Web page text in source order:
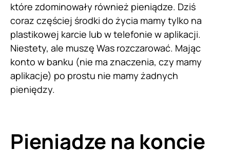
które zdominowały również pieniądze. Dziś
coraz częściej środki do życia mamy tylko na
plastikowej karcie lub w telefonie w aplikacji.
Niestety, ale muszę Was rozczarować. Mając
konto w banku (nie ma znaczenia, czy mamy
aplikacje) po prostu nie mamy żadnych
pieniędzy.
Pieniądze na koncie